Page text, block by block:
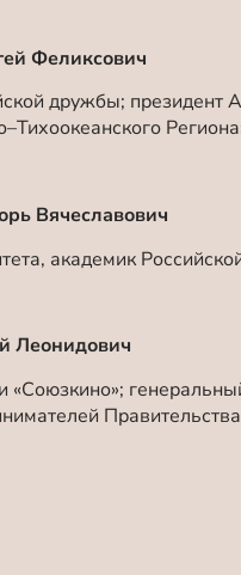
Феликсович
дружбы; президент
Вячеславович
академик
Леонидович